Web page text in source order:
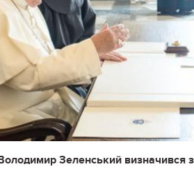
Зеленський визначився